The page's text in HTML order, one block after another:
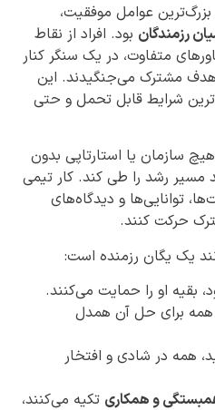
عوامل موفقیت،
رزمندگان بود. افراد از نقاط
متفاوت، در یک سنگر کنار
هدف مشترک می‌جنگیدند. این
شرایط قابل تحمل و حتی
سازمان یا استارتاپی بدون
مسیر رشد را طی کند. کار تیمی
توانایی‌ها و دیدگاه‌های
حرکت کنند.
یک یگان رزمنده است:
او را حمایت می‌کنند.
همه برای حل آن همدل
همه در شادی و افتخار
و همکاری تکیه می‌کنند،